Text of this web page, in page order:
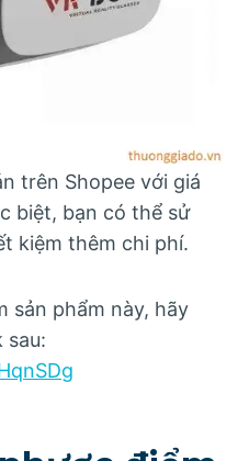
trên Shopee với giá
biệt, bạn có thể sử
kiệm thêm chi phí.
sản phẩm này, hãy
sau: